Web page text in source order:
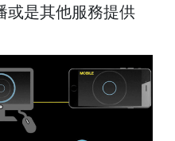
或是其他服務提供